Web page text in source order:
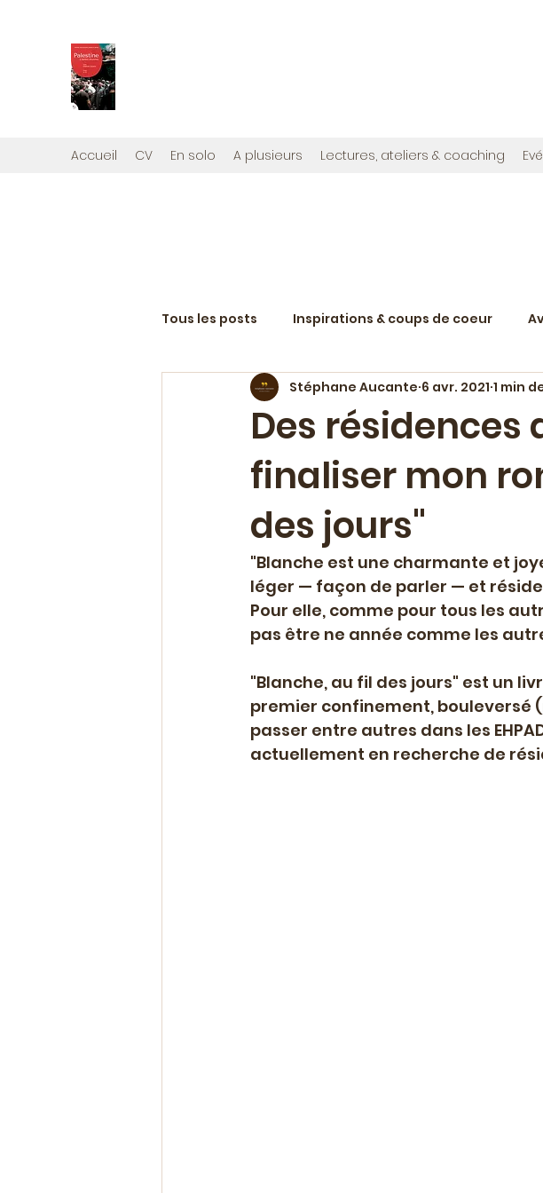
Accueil CV En solo A plusieurs Lectures, ateliers & coaching
Tous les posts Inspirations & coups de coeur
Projets d'écriture en cours Nostalgie du
Chroniques & avis
Ateliers & coaching Offre spéciale
Nouvelle parution Résidence-mission
Des
finaliser mon
des jours"
Stéphane Aucante 6 avr. 2021 1 min
"Blanche est une charmante et
léger — façon de parler — et
Pour elle, comme pour tous les
pas être ne année comme les
"Blanche, au fil des jours" est un
premier confinement, bouleversé
passer entre autres dans les
actuellement en recherche de